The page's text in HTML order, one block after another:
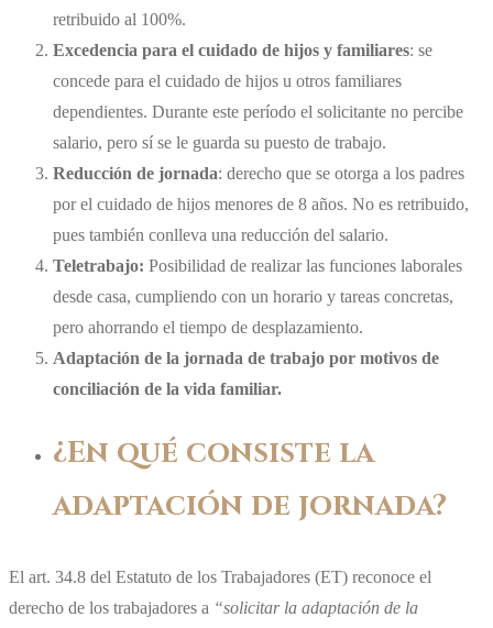
retribuido al 100%.
Excedencia para el cuidado de hijos y familiares: se
concede para el cuidado de hijos u otros familiares
dependientes. Durante este período el solicitante no percibe
salario, pero sí se le guarda su puesto de trabajo.
Reducción de jornada: derecho que se otorga a los padres
por el cuidado de hijos menores de 8 años. No es retribuido,
pues también conlleva una reducción del salario.
Teletrabajo: Posibilidad de realizar las funciones laborales
desde casa, cumpliendo con un horario y tareas concretas,
pero ahorrando el tiempo de desplazamiento.
Adaptación de la jornada de trabajo por motivos de
conciliación de la vida familiar.
¿En qué consiste la
adaptación de jornada?
El art. 34.8 del Estatuto de los Trabajadores (ET) reconoce el
derecho de los trabajadores a “solicitar la adaptación de la